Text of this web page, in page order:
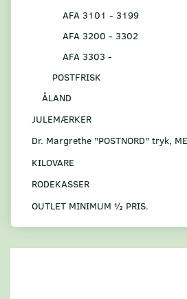
AFA 3101 - 3199
AFA 3200 - 3302
AFA 3303 -
POSTFRISK
ÅLAND
JULEMÆRKER
Dr. Margrethe "POSTNORD" tryk,
KILOVARE
RODEKASSER
OUTLET MINIMUM ½ PRIS.